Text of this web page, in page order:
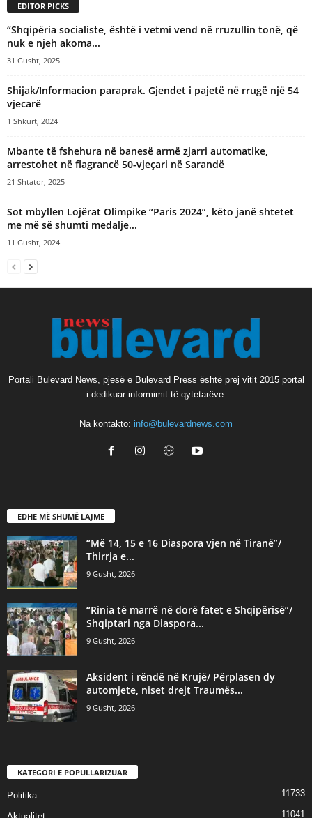
EDITOR PICKS
“Shqipëria socialiste, është i vetmi vend në rruzullin tonë, që
nuk e njeh akoma...
31 Gusht, 2025
Shijak/Informacion paraprak. Gjendet i pajetë në rrugë një 54
vjecarë
1 Shkurt, 2024
Mbante të fshehura në banesë armë zjarri automatike,
arrestohet në flagrancë 50-vjeçari në Sarandë
21 Shtator, 2025
Sot mbyllen Lojërat Olimpike “Paris 2024”, këto janë shtetet
me më së shumti medalje...
11 Gusht, 2024
Portali Bulevard News, pjesë e Bulevard Press është prej vitit 2015 portal
i dedikuar informimit të qytetarëve.
Na kontakto: info@bulevardnews.com
EDHE MË SHUMË LAJME
“Më 14, 15 e 16 Diaspora vjen në Tiranë”/
Thirrja e...
9 Gusht, 2026
“Rinia të marrë në dorë fatet e Shqipërisë”/
Shqiptari nga Diaspora...
9 Gusht, 2026
Aksident i rëndë në Krujë/ Përplasen dy
automjete, niset drejt Traumës...
9 Gusht, 2026
KATEGORI E POPULLARIZUAR
Politika 11733
11041